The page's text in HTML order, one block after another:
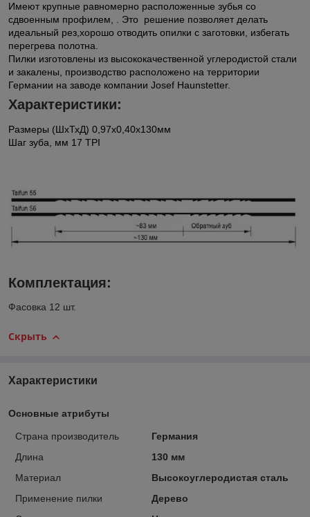
Имеют крупные равномерно расположенные зубья со
сдвоенным профилем, . Это решение позволяет делать
идеальный рез,хорошо отводить опилки с заготовки, избегать
перегрева полотна.
Пилки изготовлены из высококачественной углеродистой стали
и закалены, производство расположено на территории
Германии на заводе компании Josef Haunstetter.
Характеристики:
Размеры (ШхТхД) 0,97x0,40х130мм
Шаг зуба, мм 17 TPI
Комплектация:
Фасовка 12 шт.
Скрыть
Характеристики
Основные атрибуты
Страна производитель
Германия
Длина
130 мм
Материал
Высокоуглеродистая сталь
Применение пилки
Дерево